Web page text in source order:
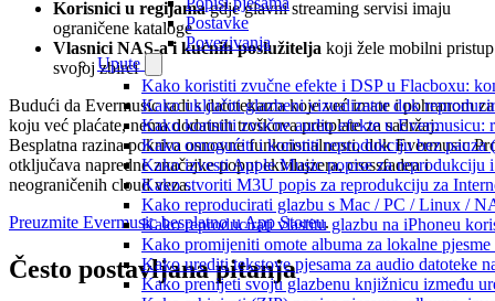
Postavke
Povezivanja
Upute
Kako koristiti zvučne efekte i DSP u Flacboxu:
Kako uključiti glazbeni vizualizator dok
Kako koristiti zvučne audio efekte u Evermusicu:
Kako omogućiti i koristiti reprodukciju bez pauza
Kako izvesti Apple Music popise za reprodukciju
Kako stvoriti M3U popis za reprodukciju za
Kako reproducirati glazbu s Mac / PC / Linux /
Kako reproducirati vlastitu glazbu na iPhoneu
Kako promijeniti omote albuma za lokalne
Kako urediti tekstove pjesama za audio datoteke
Kako prenijeti svoju glazbenu knjižnicu između
Korisnici u regijamagdje glavni streaming servisi imaju
ograničene kataloge
Vlasnici NAS-a i kućnih poslužitelja koji žele mobilni pristup
svojoj zbirci
Budući da Evermusic radi s datotekama koje već imate i pohranom za
koju već plaćate, nema dodatnih troškova pretplate za sadržaj.
Besplatna razina pokriva osnovne funkcionalnosti, dok Evermusic
otključava napredne značajke poput ekvilajzera, crossfadea i
neograničenih cloud veza.
Preuzmite Evermusic besplatno u App Storeu.
Često postavljana pitanja